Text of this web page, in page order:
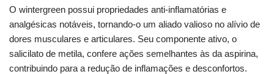
O wintergreen possui propriedades anti-inflamatórias e
analgésicas notáveis, tornando-o um aliado valioso no alívio de
dores musculares e articulares. Seu componente ativo, o
salicilato de metila, confere ações semelhantes às da aspirina,
contribuindo para a redução de inflamações e desconfortos.